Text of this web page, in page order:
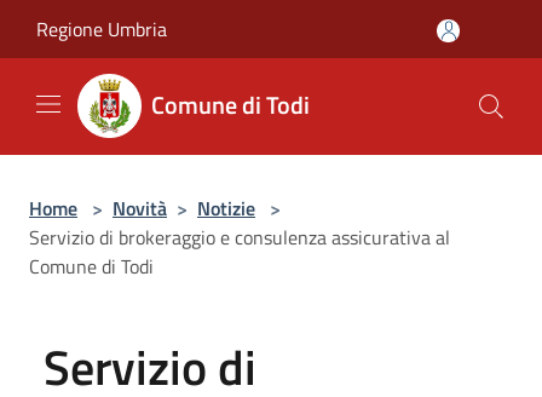
Regione Umbria
Comune di Todi
Home > Novità > Notizie >
Servizio di brokeraggio e consulenza assicurativa al
Comune di Todi
Servizio di